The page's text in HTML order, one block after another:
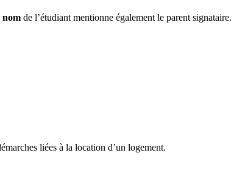
nom de l’étudiant mentionne également le parent signataire.
liées à la location d’un logement.